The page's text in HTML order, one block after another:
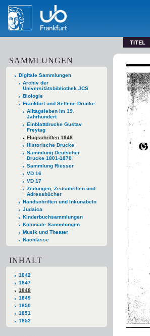
TITEL
SAMMLUNGEN
Digitale Sammlungen
Archiv der
Universitätsbibliothek JCS
Biologie
Frankfurt und Seltene Drucke
Alltagsleben im 19.
Jahrhundert
Einblattdrucke Gustav
Freytag
Flugschriften 1848
Historische Drucke
Sammlung Deutscher
Drucke 1801-1870
Sammlung Riesser
VD 16
VD 17
Zeitungen, Zeitschriften und
Adressbücher
Handschriften und Inkunabeln
Judaica
Kinderbuchsammlungen
Koloniale Sammlungen
Musik und Theater
Nachlässe
INHALT
1842
1847
1848
1849
1850
1851
1852